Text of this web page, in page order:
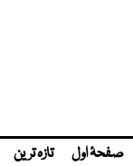
صفحۂ اول تازہ ترین